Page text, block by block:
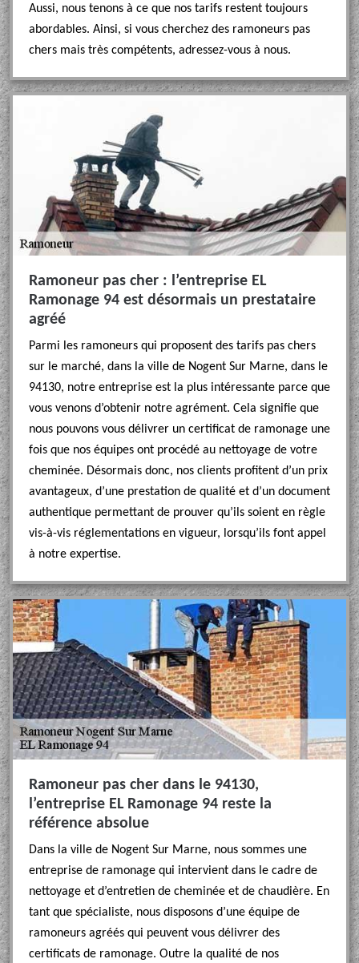
Aussi, nous tenons à ce que nos tarifs restent toujours
abordables. Ainsi, si vous cherchez des ramoneurs pas
chers mais très compétents, adressez-vous à nous.
Ramoneur pas cher : l’entreprise EL
Ramonage 94 est désormais un prestataire
agréé
Parmi les ramoneurs qui proposent des tarifs pas chers
sur le marché, dans la ville de Nogent Sur Marne, dans le
94130, notre entreprise est la plus intéressante parce que
vous venons d’obtenir notre agrément. Cela signifie que
nous pouvons vous délivrer un certificat de ramonage une
fois que nos équipes ont procédé au nettoyage de votre
cheminée. Désormais donc, nos clients profitent d’un prix
avantageux, d’une prestation de qualité et d’un document
authentique permettant de prouver qu’ils soient en règle
vis-à-vis réglementations en vigueur, lorsqu’ils font appel
à notre expertise.
Ramoneur pas cher dans le 94130,
l’entreprise EL Ramonage 94 reste la
référence absolue
Dans la ville de Nogent Sur Marne, nous sommes une
entreprise de ramonage qui intervient dans le cadre de
nettoyage et d’entretien de cheminée et de chaudière. En
tant que spécialiste, nous disposons d’une équipe de
ramoneurs agréés qui peuvent vous délivrer des
certificats de ramonage. Outre la qualité de nos